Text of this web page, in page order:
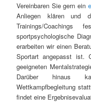
Vereinbaren Sie gern ein
Anliegen klären und
Trainings/Coachings
sportpsychologische
erarbeiten wir einen
Sportart angepasst ist.
geeigneten
Darüber hinaus
Wettkampfbegleitung
findet eine